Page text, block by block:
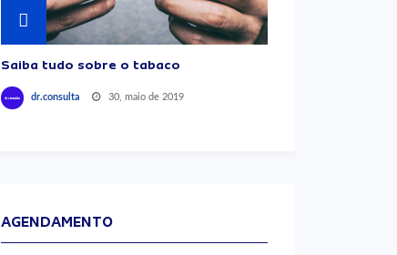
Saiba tudo sobre o tabaco
dr.consulta 30, maio de 2019
AGENDAMENTO